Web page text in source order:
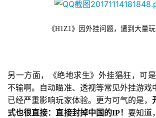
《H1Z1》因外挂问题，遭到大量
另一方面，《绝地求生》外挂猖狂，可
不输啊。自动瞄准、透视等常见外挂游戏
已经严重影响玩家体验。更为可气的是，
式也很直接：直接封掉中国的IP！要知道